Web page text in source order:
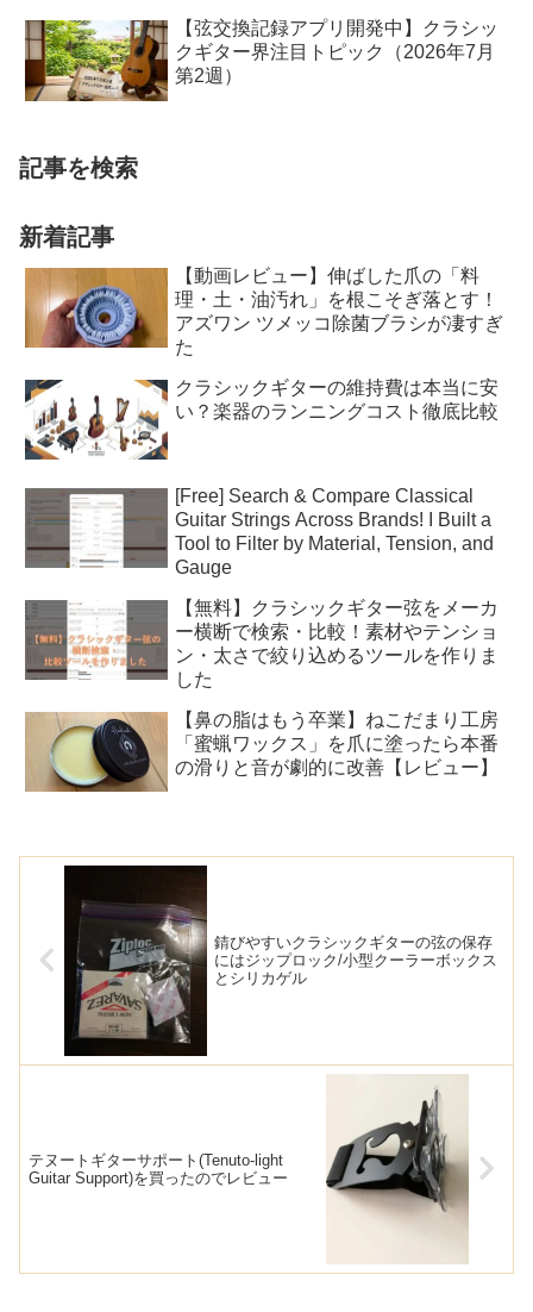
【弦交換記録アプリ開発中】クラシッ
クギター界注目トピック（2026年7月
第2週）
記事を検索
新着記事
【動画レビュー】伸ばした爪の「料
理・土・油汚れ」を根こそぎ落とす！
アズワン ツメッコ除菌ブラシが凄すぎ
た
クラシックギターの維持費は本当に安
い？楽器のランニングコスト徹底比較
[Free] Search & Compare Classical
Guitar Strings Across Brands! I Built a
Tool to Filter by Material, Tension, and
Gauge
【無料】クラシックギター弦をメーカ
ー横断で検索・比較！素材やテンショ
ン・太さで絞り込めるツールを作りま
した
【鼻の脂はもう卒業】ねこだまり工房
「蜜蝋ワックス」を爪に塗ったら本番
の滑りと音が劇的に改善【レビュー】
錆びやすいクラシックギターの弦の保存
にはジップロック/小型クーラーボックス
とシリカゲル
テヌートギターサポート(Tenuto-light
Guitar Support)を買ったのでレビュー